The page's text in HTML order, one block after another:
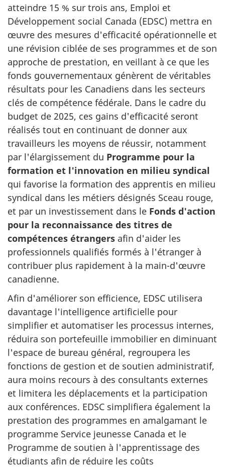
atteindre 15 % sur trois ans, Emploi et
Développement social Canada (EDSC) mettra en
œuvre des mesures d'efficacité opérationnelle et
une révision ciblée de ses programmes et de son
approche de prestation, en veillant à ce que les
fonds gouvernementaux génèrent de véritables
résultats pour les Canadiens dans les secteurs
clés de compétence fédérale. Dans le cadre du
budget de 2025, ces gains d'efficacité seront
réalisés tout en continuant de donner aux
travailleurs les moyens de réussir, notamment
par l'élargissement du Programme pour la
formation et l'innovation en milieu syndical
qui favorise la formation des apprentis en milieu
syndical dans les métiers désignés Sceau rouge,
et par un investissement dans le Fonds d'action
pour la reconnaissance des titres de
compétences étrangers afin d'aider les
professionnels qualifiés formés à l'étranger à
contribuer plus rapidement à la main-d'œuvre
canadienne.
Afin d'améliorer son efficience, EDSC utilisera
davantage l'intelligence artificielle pour
simplifier et automatiser les processus internes,
réduira son portefeuille immobilier en diminuant
l'espace de bureau général, regroupera les
fonctions de gestion et de soutien administratif,
aura moins recours à des consultants externes
et limitera les déplacements et la participation
aux conférences. EDSC simplifiera également la
prestation des programmes en amalgamant le
programme Service jeunesse Canada et le
Programme de soutien à l'apprentissage des
étudiants afin de réduire les coûts